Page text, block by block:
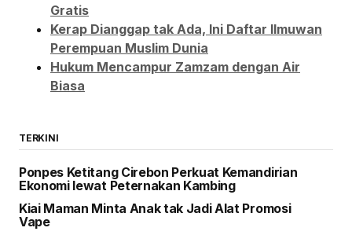
Gratis
Kerap Dianggap tak Ada, Ini Daftar Ilmuwan
Perempuan Muslim Dunia
Hukum Mencampur Zamzam dengan Air
Biasa
TERKINI
Ponpes Ketitang Cirebon Perkuat Kemandirian
Ekonomi lewat Peternakan Kambing
Kiai Maman Minta Anak tak Jadi Alat Promosi
Vape